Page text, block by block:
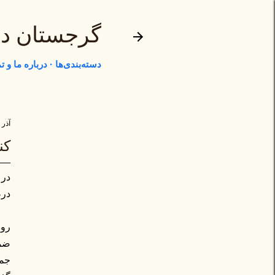
گرجستان
دسته‌بندی‌ها درباره ما و
آذر ۲۶, ۱۳۹۴